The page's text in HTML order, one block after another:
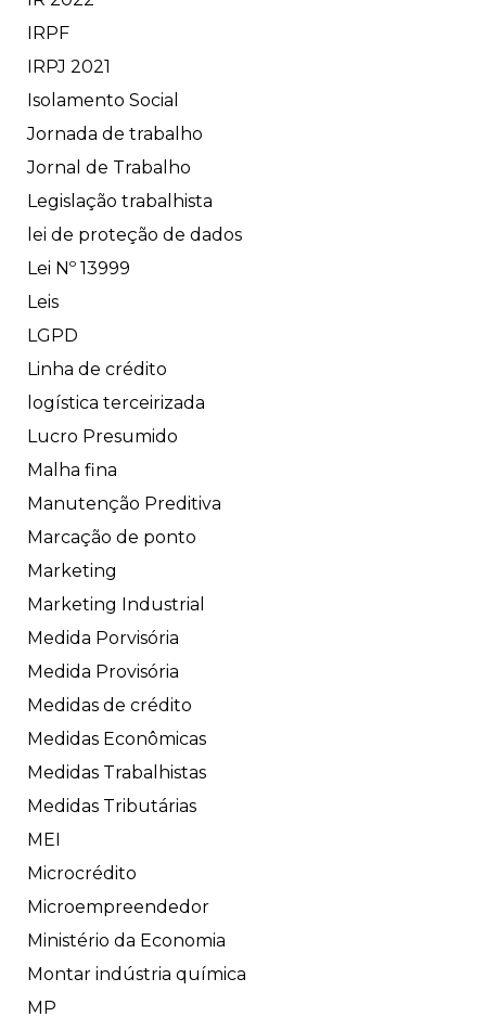
IRPF
IRPJ 2021
Isolamento Social
Jornada de trabalho
Jornal de Trabalho
Legislação trabalhista
lei de proteção de dados
Lei Nº 13999
Leis
LGPD
Linha de crédito
logística terceirizada
Lucro Presumido
Malha fina
Manutenção Preditiva
Marcação de ponto
Marketing
Marketing Industrial
Medida Porvisória
Medida Provisória
Medidas de crédito
Medidas Econômicas
Medidas Trabalhistas
Medidas Tributárias
MEI
Microcrédito
Microempreendedor
Ministério da Economia
Montar indústria química
MP